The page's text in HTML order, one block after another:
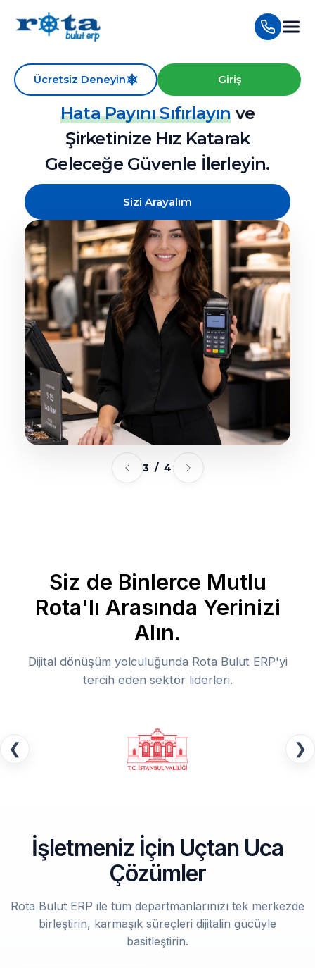
Ücretsiz Deneyin Giriş
E-Dönüşüm Süreçlerinde
Hata Payını Sıfırlayın ve
Şirketinize Hız Katarak
Geleceğe Güvenle İlerleyin.
Sizi Arayalım
3 / 4
Siz de Binlerce Mutlu
Rota'lı Arasında Yerinizi
Alın.
Dijital dönüşüm yolculuğunda Rota Bulut ERP'yi
tercih eden sektör liderleri.
❮ ❯
İşletmeniz İçin Uçtan Uca
Çözümler
Rota Bulut ERP ile tüm departmanlarınızı tek merkezde
birleştirin, karmaşık süreçleri dijitalin gücüyle
basitleştirin.